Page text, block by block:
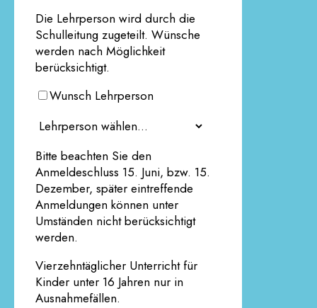
Die Lehrperson wird durch die
Schulleitung zugeteilt. Wünsche
werden nach Möglichkeit
berücksichtigt.
Wunsch Lehrperson
Bitte beachten Sie den
Anmeldeschluss 15. Juni, bzw. 15.
Dezember, später eintreffende
Anmeldungen können unter
Umständen nicht berücksichtigt
werden.
Vierzehntäglicher Unterricht für
Kinder unter 16 Jahren nur in
Ausnahmefällen.